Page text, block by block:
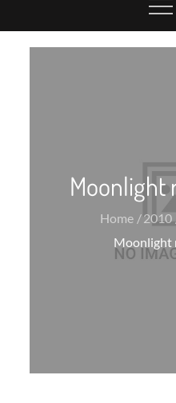
Moonlight
Home 2010
Moonlight